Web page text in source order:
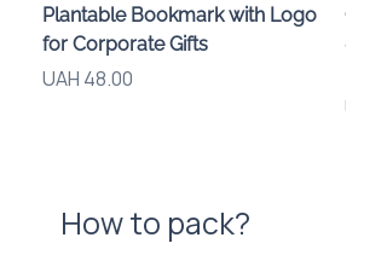
Plantable Bookmark with Logo
for Corporate Gifts
Price
UAH 48.00
Price
UAH
How to pack?